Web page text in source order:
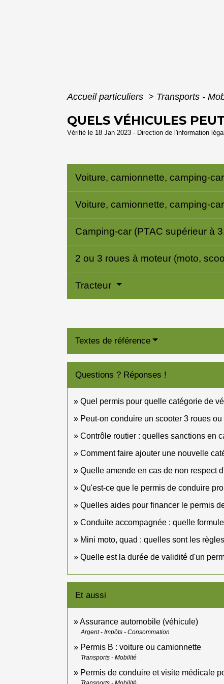
Accueil particuliers > Transports -
QUELS VÉHICULES
Vérifié le 18 Jan 2023 - Direction de l'information
Voiture, camionnette, camping-
Voiture, camionnette, camping-
Camping-car (PTAC supérieur à
2 ou 3 roues à moteur (moto,
Tracteur
Textes de référence
Questions ? Réponses !
Quel permis pour quelle catégorie de
Peut-on conduire un scooter 3 roues
Contrôle routier : quelles sanctions en
Comment faire ajouter une nouvelle
Quelle amende en cas de non respect
Qu'est-ce que le permis de conduire
Quelles aides pour financer le permis
Conduite accompagnée : quelle
Mini moto, quad : quelles sont les
Quelle est la durée de validité d'un
Et aussi
Assurance automobile (véhicule)
Argent - Impôts - Consommation
Permis B : voiture ou camionnette
Transports - Mobilité
Permis de conduire et visite médicale